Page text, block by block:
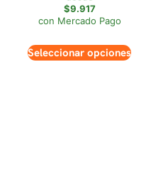
$9.917
con Mercado Pago
Seleccionar opciones